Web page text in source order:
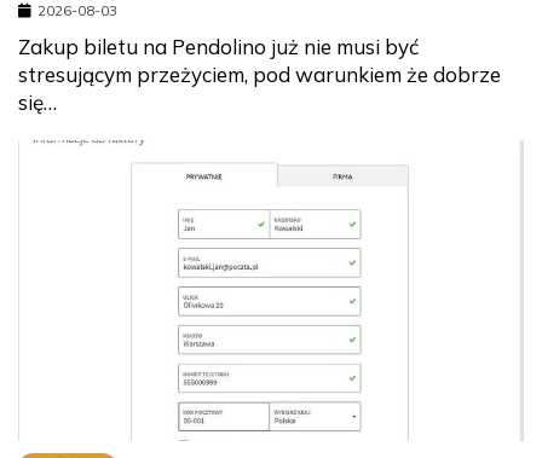
2026-08-03
Zakup biletu na Pendolino już nie musi być
stresującym przeżyciem, pod warunkiem że dobrze
się…